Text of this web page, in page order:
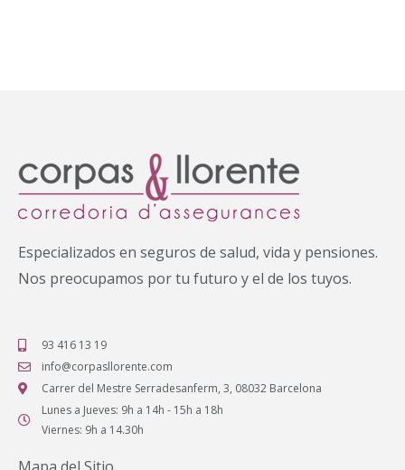
Especializados en seguros de salud, vida y pensiones.
Nos preocupamos por tu futuro y el de los tuyos.
93 416 13 19
info@corpasllorente.com
Carrer del Mestre Serradesanferm, 3, 08032 Barcelona
Lunes a Jueves: 9h a 14h - 15h a 18h
Viernes: 9h a 14.30h